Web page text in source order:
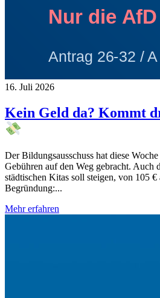
16. Juli 2026
Kein Geld da? Kommt
Der Bildungsausschuss hat diese
Gebühren auf den Weg gebracht. Auch
städtischen Kitas soll steigen, von 105
Begründung:...
Mehr erfahren